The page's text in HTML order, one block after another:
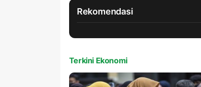
Rekomendasi
Terkini Ekonomi